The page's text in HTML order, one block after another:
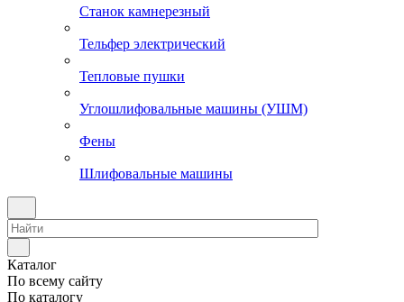
Станок для крепления УШМ
Станок камнерезный
Тельфер электрический
Тепловые пушки
Углошлифовальные машины (УШМ)
Фены